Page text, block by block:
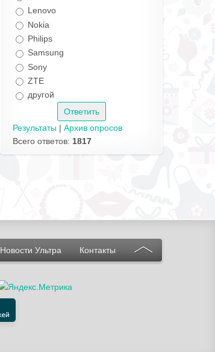
Lenovo
Nokia
Philips
Samsung
Sony
ZTE
другой
Результаты | Архив опросов
Всего ответов: 1817
Новости Ультра Контакты